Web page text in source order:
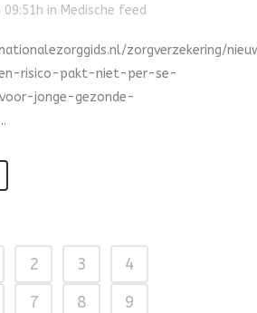
in Medische feed
zorgverzekering/
risico-pakt-niet-per-se-
jonge-gezonde-
2 3
4
7 8
9